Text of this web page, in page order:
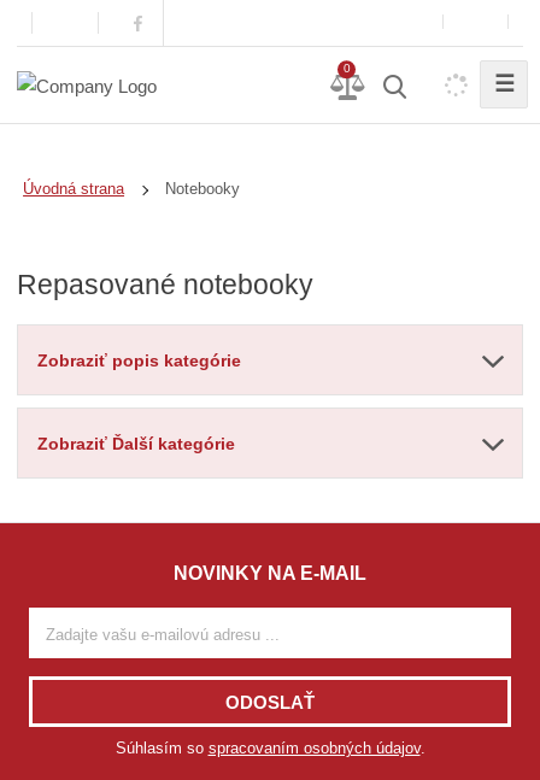
0
☰
Úvodná strana Notebooky
Repasované notebooky
Zobraziť popis kategórie
Zobraziť Ďalší kategórie
NOVINKY NA E-MAIL
ODOSLAŤ
Súhlasím so spracovaním osobných údajov.